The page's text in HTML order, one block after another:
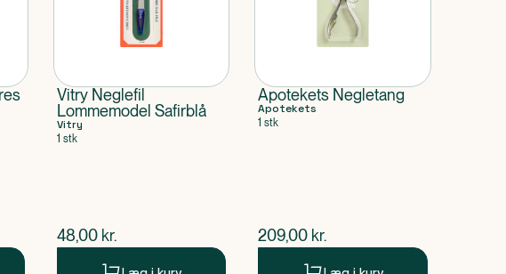
Vitry Neglefil
Lommemodel Safirblå
Vitry
1 stk
$nuværende pris
48,00 kr.
Apotekets Negletang
Apotekets
1 stk
$nuværende pris
209,00 kr.